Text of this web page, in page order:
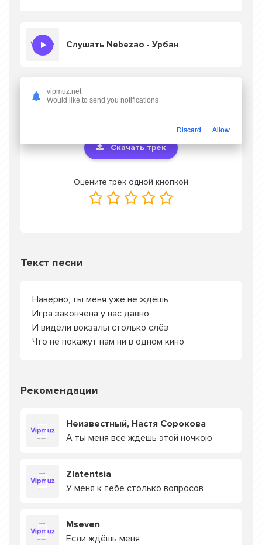
Слушать Nebezao - Урбан
Скачать песню Nebezao - Урбан
слушать онлайн бесплатно
Скачать трек
Оцените трек одной кнопкой
Текст песни
Наверно, ты меня уже не ждёшь
Игра закончена у нас давно
И видели вокзалы столько слёз
Что не покажут нам ни в одном кино
Рекомендации
Неизвестный, Настя Сорокова
А ты меня все ждешь этой ночкою
Zlatentsia
У меня к тебе столько вопросов
Mseven
Если ждёшь меня
vipmuz.net
Would like to send you notifications
Discard Allow